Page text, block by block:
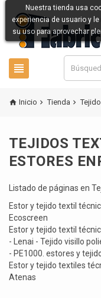

Nuestra tienda usa
experiencia de usuario y
su uso para aprovechar
 Inicio  Tienda 
TEJIDOS
ESTORES
Listado de páginas en
Estor y tejido textil
Ecoscreen
Estor y tejido textil
- Lenai - Tejido visillo
- PE1000. estores y
Estor y tejido textiles
Atenas